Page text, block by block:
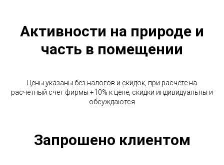
Активности на природе и
часть в помещении
Цены указаны без налогов и скидок, при расчете на
расчетный счет фирмы +10% к цене, скидки индивидуальны и
обсуждаются
Запрошено клиентом